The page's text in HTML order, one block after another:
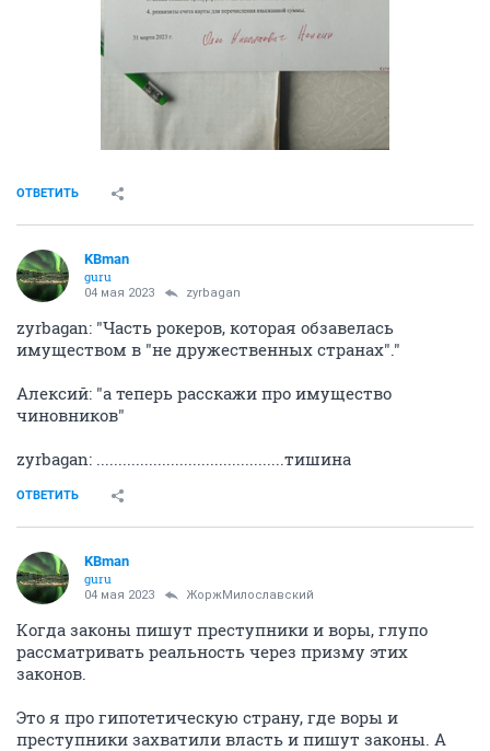
ОТВЕТИТЬ
KBman
guru
04 мая 2023 zyrbagan
zyrbagan: "Часть рокеров, которая обзавелась
имуществом в "не дружественных странах"."
Алексий: "а теперь расскажи про имущество
чиновников"
zyrbagan: ...........................................тишина
ОТВЕТИТЬ
KBman
guru
04 мая 2023 ЖоржМилославский
Когда законы пишут преступники и воры, глупо
рассматривать реальность через призму этих
законов.
Это я про гипотетическую страну, где воры и
преступники захватили власть и пишут законы. А